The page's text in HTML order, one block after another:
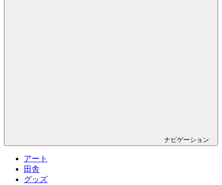
ナビゲーション
アート
田舎
グッズ